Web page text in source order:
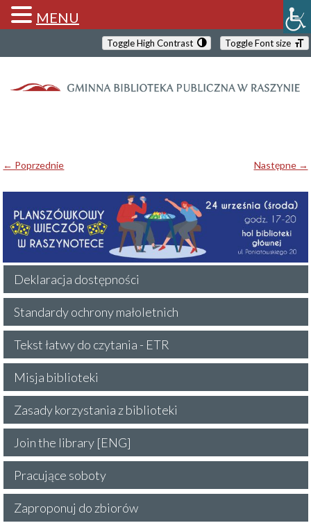
Toggle High Contrast Toggle Font size
← Poprzednie Następne →
Deklaracja dostępności
Standardy ochrony małoletnich
Tekst łatwy do czytania - ETR
Misja biblioteki
Zasady korzystania z biblioteki
Join the library [ENG]
Pracujące soboty
Zaproponuj do zbiorów
MENU